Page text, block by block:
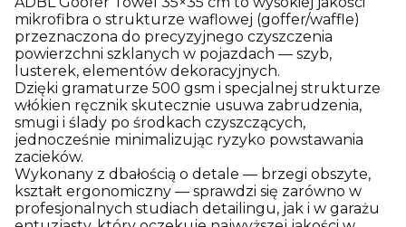
mikrofibra o strukturze waflowej (goffer/waffle)
przeznaczona do precyzyjnego czyszczenia
powierzchni szklanych w pojazdach — szyb,
lusterek, elementów dekoracyjnych.
Dzięki gramaturze 500 gsm i specjalnej strukturze
włókien ręcznik skutecznie usuwa zabrudzenia,
smugi i ślady po środkach czyszczących,
jednocześnie minimalizując ryzyko powstawania
zacieków.
Wykonany z dbałością o detale — brzegi obszyte,
kształt ergonomiczny — sprawdzi się zarówno w
profesjonalnych studiach detailingu, jak i w garażu